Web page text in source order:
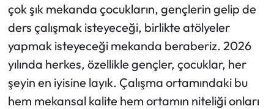
çok şık mekanda çocukların, gençlerin gelip de
ders çalışmak isteyeceği, birlikte atölyeler
yapmak isteyeceği mekanda beraberiz. 2026
yılında herkes, özellikle gençler, çocuklar, her
şeyin en iyisine layık. Çalışma ortamındaki bu
hem mekansal kalite hem ortamın niteliği onları